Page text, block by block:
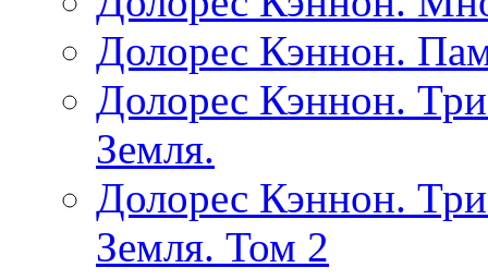
Долорес Кэннон.
Долорес Кэннон.
Земля.
Долорес Кэннон.
Земля. Том 2